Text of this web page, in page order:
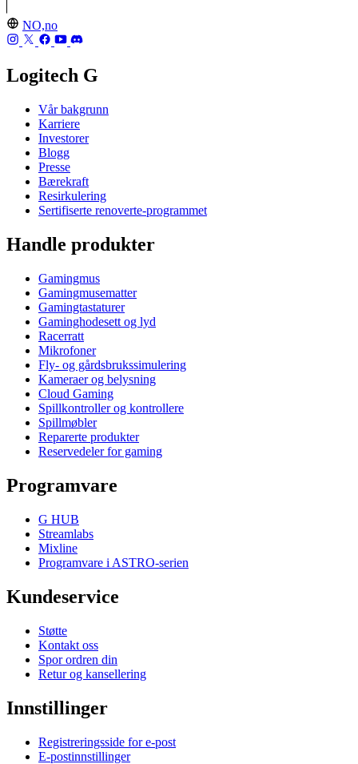
NO,no
Logitech G
Vår bakgrunn
Karriere
Investorer
Blogg
Presse
Bærekraft
Resirkulering
Sertifiserte renoverte-programmet
Handle produkter
Gamingmus
Gamingmusematter
Gamingtastaturer
Gaminghodesett og lyd
Racerratt
Mikrofoner
Fly- og gårdsbrukssimulering
Kameraer og belysning
Cloud Gaming
Spillkontroller og kontrollere
Spillmøbler
Reparerte produkter
Reservedeler for gaming
Programvare
G HUB
Streamlabs
Mixline
Programvare i ASTRO-serien
Kundeservice
Støtte
Kontakt oss
Spor ordren din
Retur og kansellering
Innstillinger
Registreringsside for e-post
E-postinnstillinger